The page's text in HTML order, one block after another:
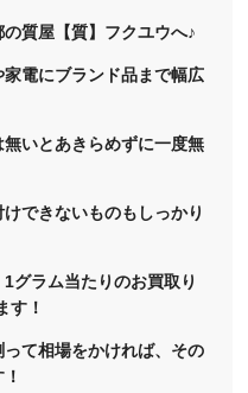
質屋【質】フクユウへ♪
電にブランド品まで幅広
いとあきらめずに一度無
できないものもしっかり
グラム当たりのお買取り
す！
て相場をかければ、その